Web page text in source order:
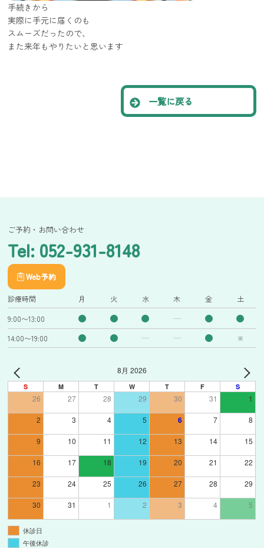
手続きから
実際に手元に届くのも
スムーズだったので、
また来年もやりたいと思います
一覧に戻る
ご予約・お問い合わせ
Tel: 052-931-8148
Web予約
診療時間 月 火 水 木 金 土
9:00〜13:00
14:00〜19:00
※
8月 2026
S M T W T F S
26 27 28 29 30 31 1
2 3 4 5 6 7 8
9 10 11 12 13 14 15
16 17 18 19 20 21 22
23 24 25 26 27 28 29
30 31 1 2 3 4 5
休診日
午後休診